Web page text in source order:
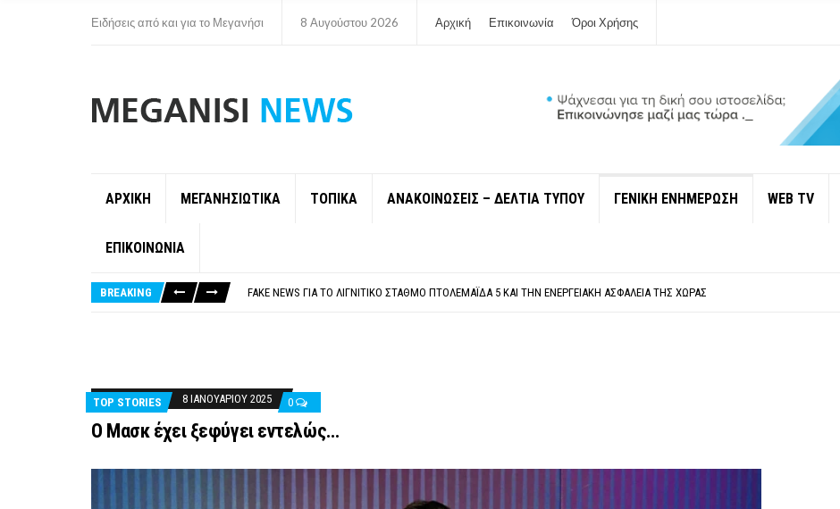
Ειδήσεις από και για το Μεγανήσι 8 Αυγούστου 2026 Αρχική Επικοινωνία Όροι Χρήσης
ΑΡΧΙΚΗ ΜΕΓΑΝΗΣΙΩΤΙΚΑ ΤΟΠΙΚΑ ΑΝΑΚΟΙΝΩΣΕΙΣ – ΔΕΛΤΙΑ ΤΥΠΟΥ ΓΕΝΙΚΗ ΕΝΗΜΕΡΩΣΗ WEB TV
ΕΠΙΚΟΙΝΩΝΙΑ
BREAKING
FAKE NEWS ΓΙΑ ΤΟ ΛΙΓΝΙΤΙΚΌ ΣΤΑΘΜΌ ΠΤΟΛΕΜΑΪ́ΔΑ 5 ΚΑΙ ΤΗΝ ΕΝΕΡΓΕΙΑΚΉ ΑΣΦΆΛΕΙΑ ΤΗΣ ΧΏΡΑΣ
TOP STORIES 8 ΙΑΝΟΥΑΡΊΟΥ 2025 0
Ο Μασκ έχει ξεφύγει εντελώς…